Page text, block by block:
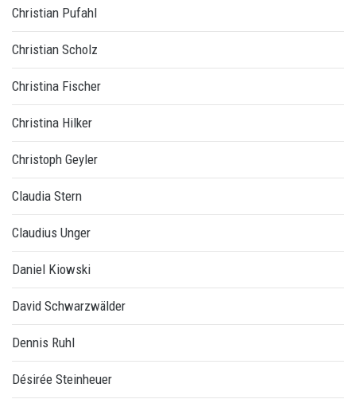
Christian Pufahl
Christian Scholz
Christina Fischer
Christina Hilker
Christoph Geyler
Claudia Stern
Claudius Unger
Daniel Kiowski
David Schwarzwälder
Dennis Ruhl
Désirée Steinheuer